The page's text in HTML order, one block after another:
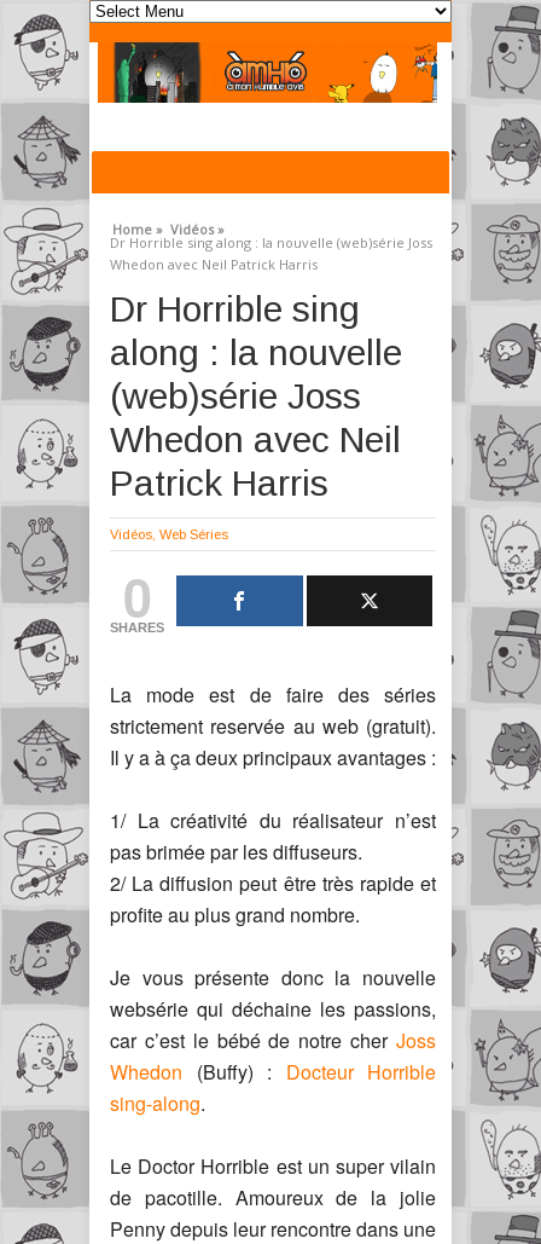
Home » Vidéos »
Dr Horrible sing along : la nouvelle (web)série Joss
Whedon avec Neil Patrick Harris
Dr Horrible sing
along : la nouvelle
(web)série Joss
Whedon avec Neil
Patrick Harris
Vidéos Web Séries
0
SHARES
La mode est de faire des séries
strictement reservée au web (gratuit).
Il y a à ça deux principaux avantages :
1/ La créativité du réalisateur n’est
pas brimée par les diffuseurs.
2/ La diffusion peut être très rapide et
profite au plus grand nombre.
Je vous présente donc la nouvelle
websérie qui déchaine les passions,
car c’est le bébé de notre cher Joss
Whedon (Buffy) : Docteur Horrible
sing-along.
Le Doctor Horrible est un super vilain
de pacotille. Amoureux de la jolie
Penny depuis leur rencontre dans une